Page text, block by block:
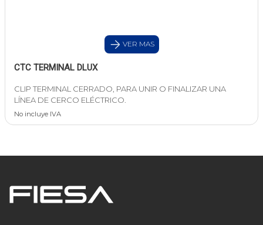
VER MAS
CTC TERMINAL DLUX
CLIP TERMINAL CERRADO, PARA UNIR O FINALIZAR UNA
LÍNEA DE CERCO ELÉCTRICO.
No incluye IVA